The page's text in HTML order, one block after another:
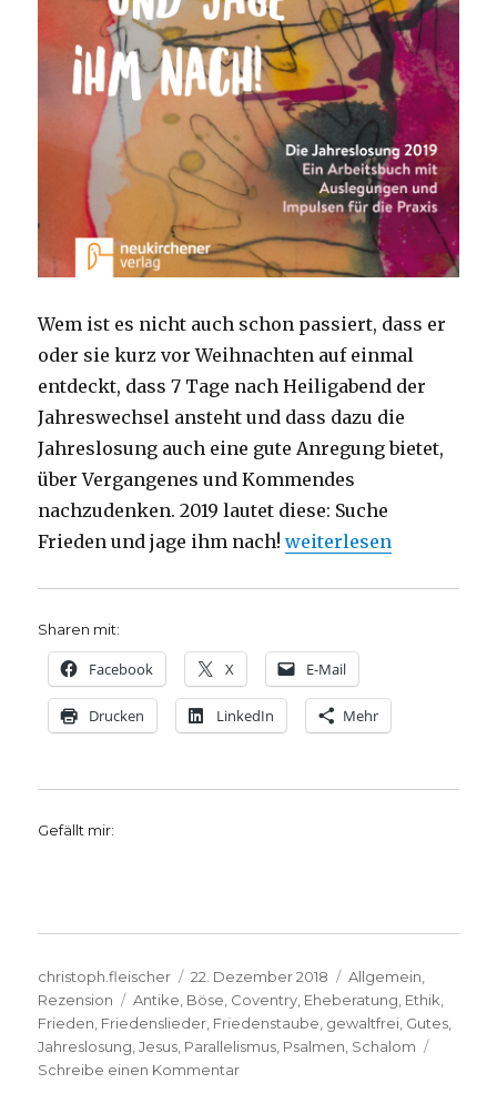
Wem ist es nicht auch schon passiert, dass er
oder sie kurz vor Weihnachten auf einmal
entdeckt, dass 7 Tage nach Heiligabend der
Jahreswechsel ansteht und dass dazu die
Jahreslosung auch eine gute Anregung bietet,
über Vergangenes und Kommendes
nachzudenken. 2019 lautet diese: Suche
Frieden und jage ihm nach!„Frieden als
weiterlesen
Sharen mit:
Facebook X E-Mail
Drucken LinkedIn Mehr
Gefällt mir:
Autor
christoph.fleischer
Veröffentlicht
am
22. Dezember 2018 Kategorien
Allgemein
Rezension
Schlagwörter
Antike Böse Coventry Eheberatung Ethik
Frieden Friedenslieder Friedenstaube gewaltfrei Gutes
Jahreslosung ,Jesus Parallelismus Psalmen Schalom
Schreibe einen Kommentarzu